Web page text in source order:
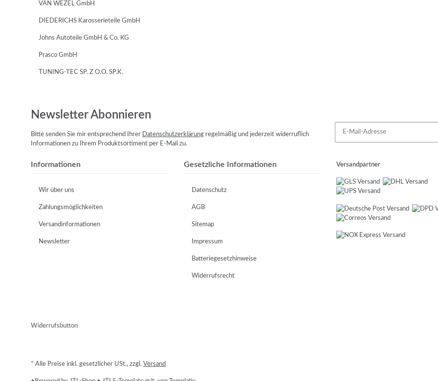
VAN WEZEL GmbH
DIEDERICHS Karosserieteile GmbH
Johns Autoteile GmbH & Co. KG
Prasco GmbH
TUNING-TEC SP. Z O.O. SP.K.
Newsletter Abonnieren
Bitte senden Sie mir entsprechend Ihrer Datenschutzerklärung regelmäßig und jederzeit widerruflich
Informationen zu Ihrem Produktsortiment per E-Mail zu.
Informationen
Wir über uns
Zahlungsmöglichkeiten
Versandinformationen
Newsletter
Gesetzliche Informationen
Datenschutz
AGB
Sitemap
Impressum
Batteriegesetzhinweise
Widerrufsrecht
Versandpartner
Widerrufsbutton
* Alle Preise inkl. gesetzlicher USt., zzgl. Versand